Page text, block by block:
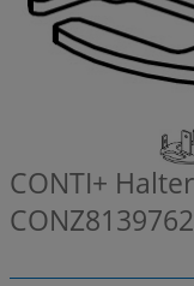
CONTI+
CONZ8139762